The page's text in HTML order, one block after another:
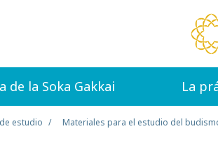
de la Soka Gakkai La
estudio Materiales para el estudio del